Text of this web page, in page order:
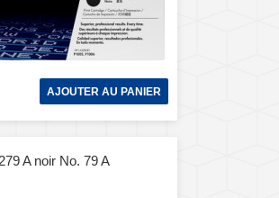
AJOUTER AU PANIER
A noir No. 79 A